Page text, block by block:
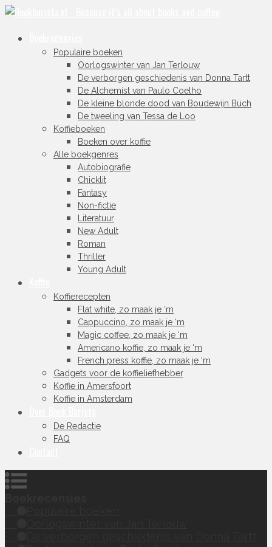
Populaire boeken
Oorlogswinter van Jan Terlouw
De verborgen geschiedenis van Donna Tartt
De Alchemist van Paulo Coelho
De kleine blonde dood van Boudewijn Büch
De tweeling van Tessa de Loo
Koffieboeken
Boeken over koffie
Alle boekgenres
Autobiografie
Chicklit
Fantasy
Non-fictie
Literatuur
New Adult
Roman
Thriller
Young Adult
Koffierecepten
Flat white, zo maak je ‘m
Cappuccino, zo maak je ‘m
Magic coffee, zo maak je ‘m
Americano koffie, zo maak je ‘m
French press koffie, zo maak je ‘m
Gadgets voor de koffieliefhebber
Koffie in Amersfoort
Koffie in Amsterdam
De Redactie
FAQ